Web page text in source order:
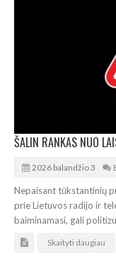
2026 balandžio 3
Nepaisant tūkstantinių
prie Lietuvos radijo ir
baiminamasi, gali
Skaityti daugiau